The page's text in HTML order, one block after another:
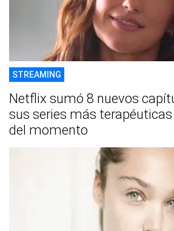
STREAMING
Netflix sumó 8 nuevos
sus series más
del momento